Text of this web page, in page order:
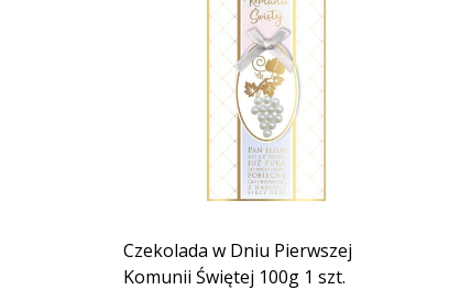
Czekolada w Dniu Pierwszej
Komunii Świętej 100g 1 szt.